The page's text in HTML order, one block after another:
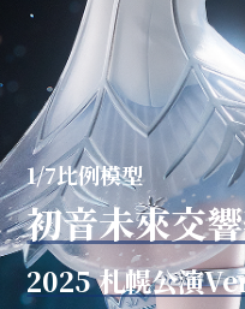
1/7比例模型
初音未來交
2025 札幌公演